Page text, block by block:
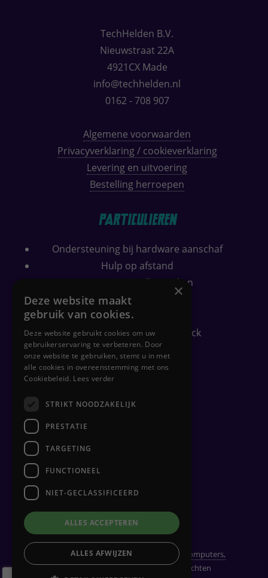
TechHelden B.V.
Nieuwstraat 22A
4921CX Made
info@techhelden.nl
0162 - 708 907
Algemene voorwaarden
Privacyverklaring / cookieverklaring
Levering en uitvoering
Bestelling herroepen
Particulieren
Ondersteuning bij hardware aanschaf
Hulp op afstand
Computer sneller maken
Wifi bereik verbeteren
Security check
Gratis PC-gezondheidscheck
Zakelijk
Flexplekken inrichten
Hardware beheer
© Copyright 2019 - 2026
TechHelden - Computers,
Laptops, Tablets & telefoons· Alle rechten
×
Deze website maakt
gebruik van cookies.
Deze website gebruikt cookies om uw
gebruikerservaring te verbeteren. Door
onze website te gebruiken, stemt u in met
alle cookies in overeenstemming met ons
Cookiebeleid. Lees verder
STRIKT NOODZAKELIJK
PRESTATIE
TARGETING
FUNCTIONEEL
NIET-GECLASSIFICEERD
ALLES ACCEPTEREN
ALLES AFWIJZEN